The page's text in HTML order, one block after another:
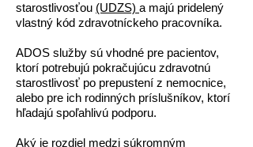
starostlivosťou (UDZS) a majú pridelený
vlastný kód zdravotníckeho pracovníka.
ADOS služby sú vhodné pre pacientov,
ktorí potrebujú pokračujúcu zdravotnú
starostlivosť po prepustení z nemocnice,
alebo pre ich rodinných príslušníkov, ktorí
hľadajú spoľahlivú podporu.
Aký je rozdiel medzi súkromným